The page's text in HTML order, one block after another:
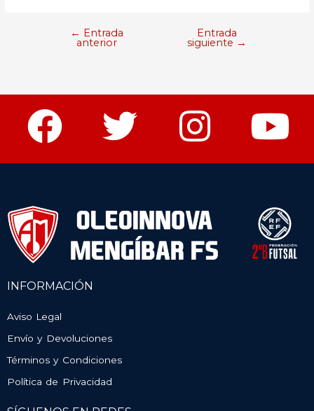
← Entrada
anterior
Entrada
siguiente →
INFORMACIÓN
Aviso Legal
Envío y Devoluciones
Términos y Condiciones
Política de Privacidad